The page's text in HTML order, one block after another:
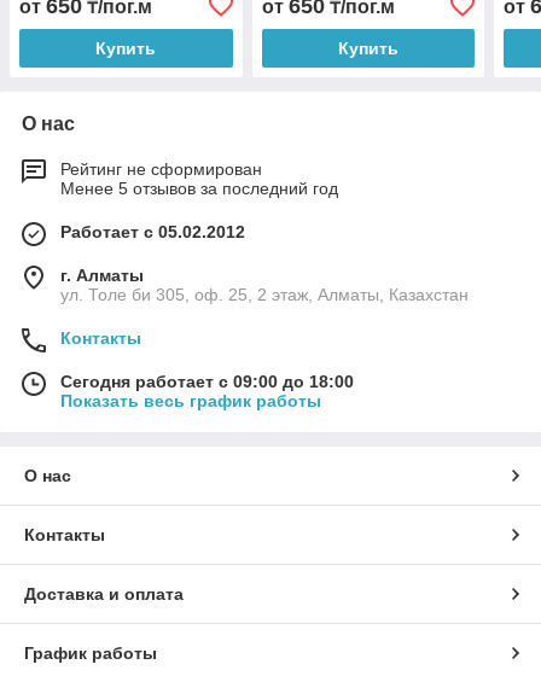
от 650 ₸/пог.м
Купить
от 650₸/пог.м
Купить
от
О нас
Рейтинг не сформирован
Менее 5 отзывов за последний год
Работает с 05.02.2012
г. Алматы
ул. Толе би 305, оф. 25, 2 этаж, Алматы, Казахстан
Контакты
Сегодня работает с 09:00 до 18:00
Показать весь график работы
О нас
Контакты
Доставка и оплата
График работы